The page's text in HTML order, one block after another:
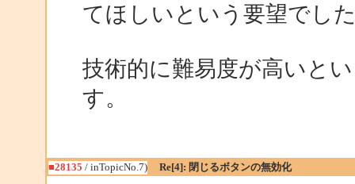
てほしいという要望でし
技術的に難易度が高いと
す。
■28135 / inTopicNo.7) Re[4]: 閉じるボタンの無効化